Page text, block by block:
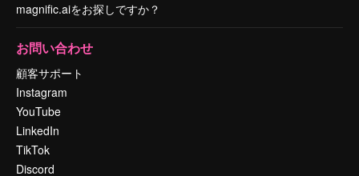
magnific.aiをお探しですか？
お問い合わせ
顧客サポート
Instagram
YouTube
LinkedIn
TikTok
Discord